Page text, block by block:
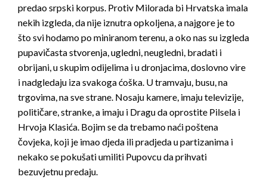
predao srpski korpus. Protiv Milorada bi Hrvatska imala
nekih izgleda, da nije iznutra opkoljena, a najgore je to
što svi hodamo po miniranom terenu, a oko nas su izgleda
pupavičasta stvorenja, ugledni, neugledni, bradati i
obrijani, u skupim odijelima i u dronjacima, doslovno vire
i nadgledaju iza svakoga ćoška. U tramvaju, busu, na
trgovima, na sve strane. Nosaju kamere, imaju televizije,
političare, stranke, a imaju i Dragu da oprostite Pilsela i
Hrvoja Klasića. Bojim se da trebamo naći poštena
čovjeka, koji je imao djeda ili pradjeda u partizanima i
nekako se pokušati umiliti Pupovcu da prihvati
bezuvjetnu predaju.